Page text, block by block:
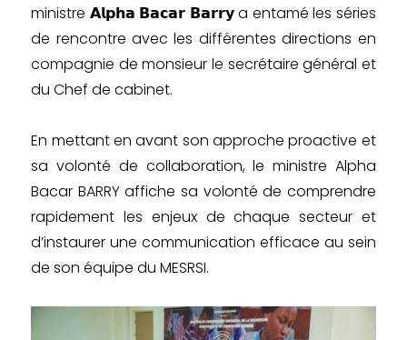
ministre 𝗔𝗹𝗽𝗵𝗮 𝗕𝗮𝗰𝗮𝗿 𝗕𝗮𝗿𝗿𝘆 a entamé les séries
de rencontre avec les différentes directions en
compagnie de monsieur le secrétaire général et
du Chef de cabinet.
En mettant en avant son approche proactive et
sa volonté de collaboration, le ministre Alpha
Bacar BARRY affiche sa volonté de comprendre
rapidement les enjeux de chaque secteur et
d’instaurer une communication efficace au sein
de son équipe du MESRSI.